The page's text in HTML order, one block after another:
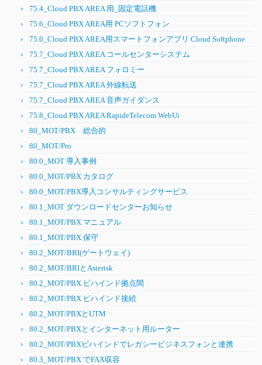
75.4_Cloud PBX AREA 用_固定電話機
75.6_Cloud PBX AREA用 PCソフトフォン
75.6_Cloud PBX AREA用スマートフォンアプリ Cloud Softphone
75.7_Cloud PBX AREA コールセンターシステム
75.7_Cloud PBX AREA フォロミー
75.7_Cloud PBX AREA 外線転送
75.7_Cloud PBX AREA 音声ガイダンス
75.8_Cloud PBX AREA RapideTelecom WebUi
80_MOT/PBX 総合的
80_MOT/Pro
80.0_MOT 導入事例
80.0_MOT/PBX カタログ
80.0_MOT/PBX導入コンサルティングサービス
80.1_MOT ダウンロードセンターお知らせ
80.1_MOT/PBX マニュアル
80.1_MOT/PBX 保守
80.2_MOT/BRI(ゲートウェイ)
80.2_MOT/BRIとAsterisk
80.2_MOT/PBX ビハインド拠点間
80.2_MOT/PBX ビハインド接続
80.2_MOT/PBXとUTM
80.2_MOT/PBXとインターネット用ルーター
80.2_MOT/PBXビハインドでレガシービジネスフォンと連携
80.3_MOT/PBX でFAX収容